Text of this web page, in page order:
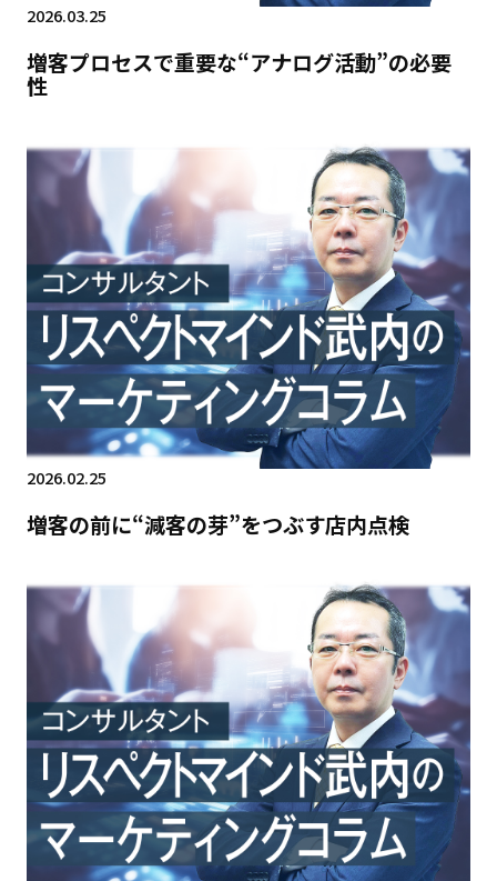
2026.03.25
増客プロセスで重要な“アナログ活動”の必要
性
2026.02.25
増客の前に“減客の芽”をつぶす店内点検